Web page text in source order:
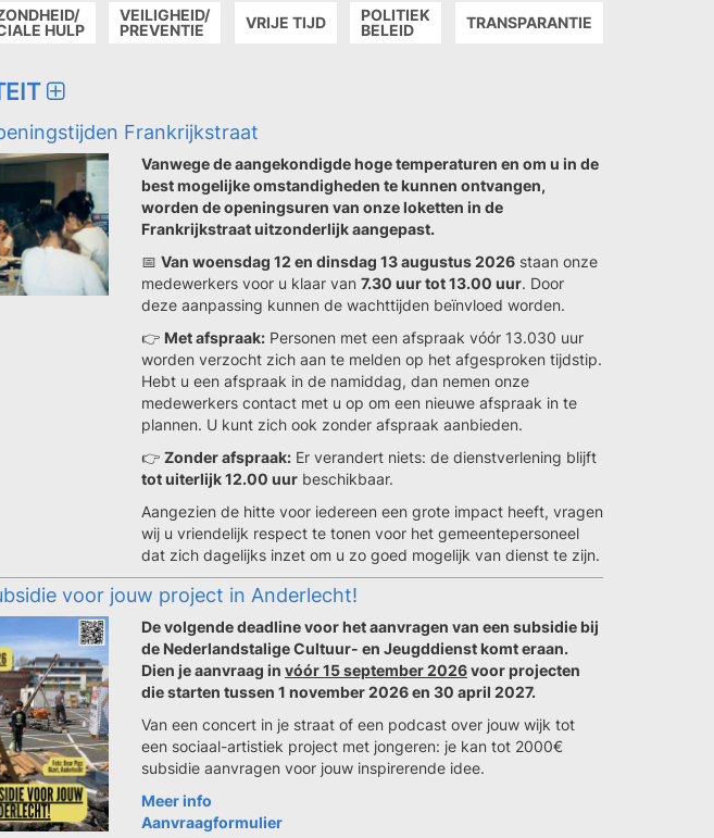
HULP
VEILIGHEID/
PREVENTIE
VRIJE TIJD
POLITIEK
BELEID
TRANSPARANTIE
Frankrijkstraat
Vanwege de aangekondigde hoge temperaturen en om u in de
best mogelijke omstandigheden te kunnen ontvangen,
worden de openingsuren van onze loketten in de
Frankrijkstraat uitzonderlijk aangepast.
📅 Van woensdag 12 en dinsdag 13 augustus 2026 staan onze
medewerkers voor u klaar van 7.30 uur tot 13.00 uur. Door
deze aanpassing kunnen de wachttijden beïnvloed worden.
👉 Met afspraak: Personen met een afspraak vóór 13.030 uur
worden verzocht zich aan te melden op het afgesproken tijdstip.
Hebt u een afspraak in de namiddag, dan nemen onze
medewerkers contact met u op om een nieuwe afspraak in te
plannen. U kunt zich ook zonder afspraak aanbieden.
👉 Zonder afspraak: Er verandert niets: de dienstverlening blijft
tot uiterlijk 12.00 uur beschikbaar.
Aangezien de hitte voor iedereen een grote impact heeft, vragen
wij u vriendelijk respect te tonen voor het gemeentepersoneel
dat zich dagelijks inzet om u zo goed mogelijk van dienst te zijn.
voor jouw project in Anderlecht!
De volgende deadline voor het aanvragen van een subsidie bij
de Nederlandstalige Cultuur- en Jeugddienst komt eraan.
Dien je aanvraag in vóór 15 september 2026voor projecten
die starten tussen 1 november 2026 en 30 april 2027.
Van een concert in je straat of een podcast over jouw wijk tot
een sociaal-artistiek project met jongeren: je kan tot 2000€
subsidie aanvragen voor jouw inspirerende idee.
Meer info
Aanvraagformulier